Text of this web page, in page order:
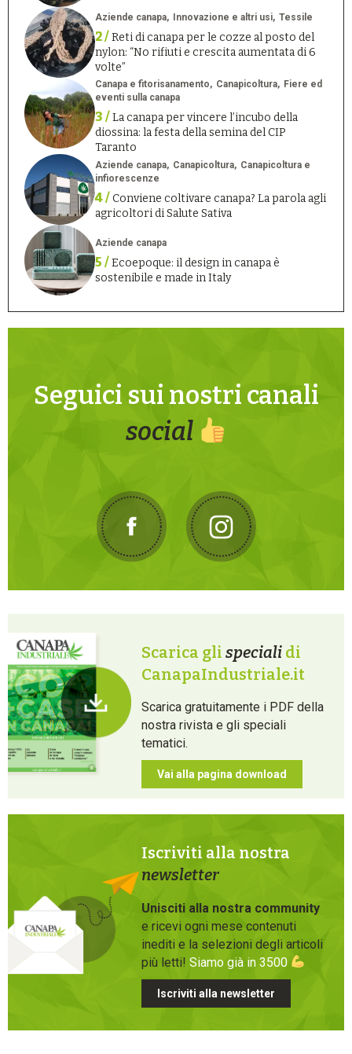
Aziende canapa Innovazione e altri usi Tessile
2 /Reti di canapa per le cozze al posto del
nylon: “No rifiuti e crescita aumentata di 6
volte”
Canapa e fitorisanamento Canapicoltura
Fiere ed
eventi sulla canapa
3 /La canapa per vincere l’incubo della
diossina: la festa della semina del CIP
Taranto
Aziende canapa Canapicoltura
Canapicoltura e
infiorescenze
4 /Conviene coltivare canapa? La parola agli
agricoltori di Salute Sativa
Aziende canapa
5 /Ecoepoque: il design in canapa è
sostenibile e made in Italy
Seguici sui nostri canali
social
Scarica gli speciali di
CanapaIndustriale.it
Scarica gratuitamente i PDF della
nostra rivista e gli speciali
tematici.
Vai alla pagina download
Iscriviti alla nostra
newsletter
Unisciti alla nostra community
e ricevi ogni mese contenuti
inediti e la selezioni degli articoli
più letti! Siamo già in 3500
Iscriviti alla newsletter